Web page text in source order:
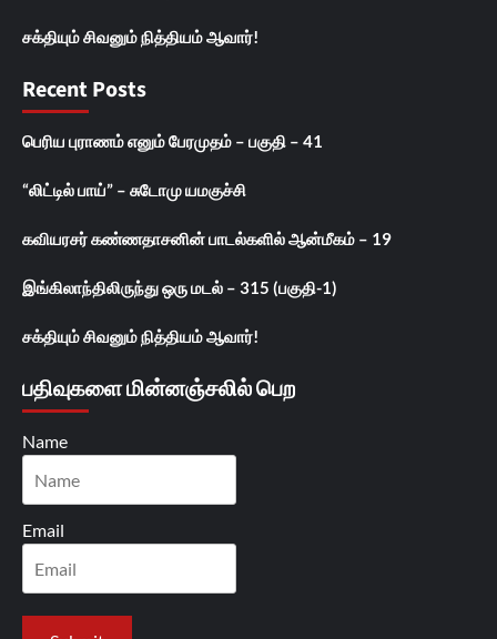
சக்தியும் சிவனும் நித்தியம் ஆவார்!
Recent Posts
பெரிய புராணம் எனும் பேரமுதம் – பகுதி – 41
“லிட்டில் பாய்” – சுடோமு யமகுச்சி
கவியரசர் கண்ணதாசனின் பாடல்களில் ஆன்மீகம் – 19
இங்கிலாந்திலிருந்து ஒரு மடல் – 315 (பகுதி-1)
சக்தியும் சிவனும் நித்தியம் ஆவார்!
பதிவுகளை மின்னஞ்சலில் பெற
Name
Email